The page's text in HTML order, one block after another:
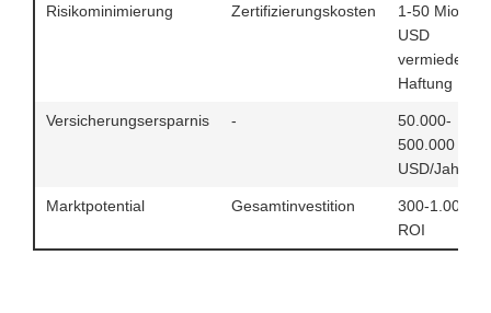
Risikominimierung Zertifizierungskosten
1-50 Mio.
USD
vermiedene
Haftung
Versicherungsersparnis -
50.000-
500.000
USD/Jahr
Marktpotential Gesamtinvestition
300-1.000%
ROI